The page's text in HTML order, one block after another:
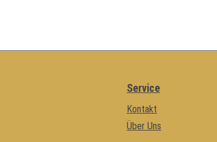
Service
Kontakt
Über Uns